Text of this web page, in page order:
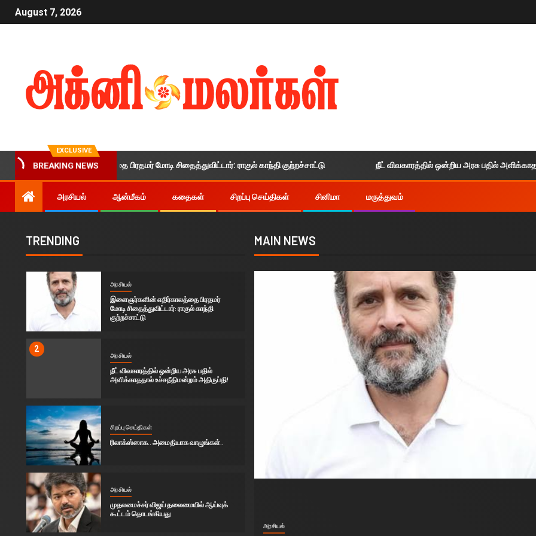
August 7, 2026
EXCLUSIVE
BREAKING NEWS
எதிர்காலத்தை பிரதமர் மோடி சிதைத்துவிட்டார்: ராகுல் காந்தி குற்றச்சாட்டு நீட் விவகாரத்தில் ஒன்றிய அரசு பதில் அளிக்காததால்
அரசியல் ஆன்மீகம் கதைகள் சிறப்பு செய்திகள் சினிமா மருத்துவம்
TRENDING
அரசியல்
இளைஞர்களின் எதிர்காலத்தை பிரதமர்
மோடி சிதைத்துவிட்டார்: ராகுல் காந்தி
குற்றச்சாட்டு
2
அரசியல்
நீட் விவகாரத்தில் ஒன்றிய அரசு பதில்
அளிக்காததால் உச்சநீதிமன்றம் அதிருப்தி!
3
சிறப்பு செய்திகள்
ரிலாக்ஸ்ஸாக.. அமைதியாக வாழுங்கள்..
4
அரசியல்
முதலமைச்சர் விஜய் தலைமையில் ஆய்வுக்
கூட்டம் தொடங்கியது
MAIN NEWS
அரசியல்